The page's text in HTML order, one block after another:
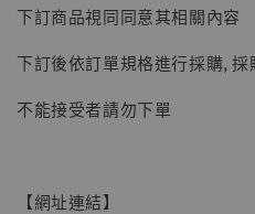
NT$ 4,980
NT$ 5,300
下訂商品視同同意其相關內容
下訂後依訂單規格進行採購, 採
不能接受者請勿下單
【網址連結】